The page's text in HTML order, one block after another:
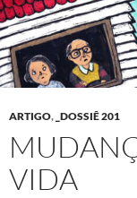
ARTIGO, _DOSSIÊ 201
VIDA